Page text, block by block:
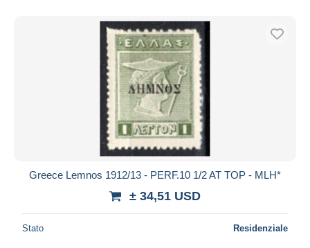
Greece Lemnos 1912/13 - PERF.10 1/2 AT TOP - MLH*
± 34,51 USD
Stato Residenziale